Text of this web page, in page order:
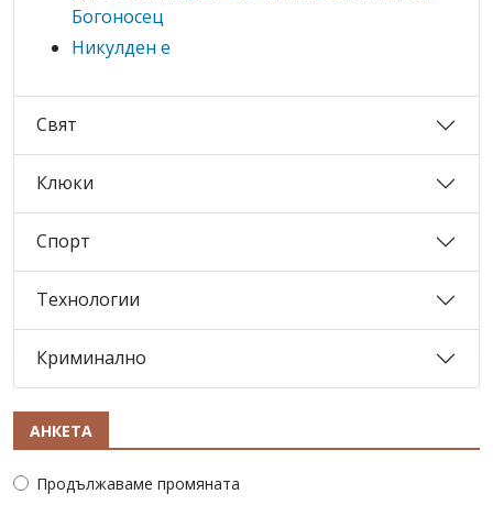
Богоносец
Никулден е
Свят
Клюки
Спорт
Технологии
Криминално
АНКЕТА
Продължаваме промяната